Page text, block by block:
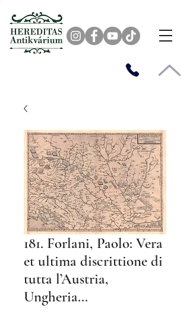
181. Forlani, Paolo: Vera
et ultima discrittione di
tutta l’Austria,
Ungheria...